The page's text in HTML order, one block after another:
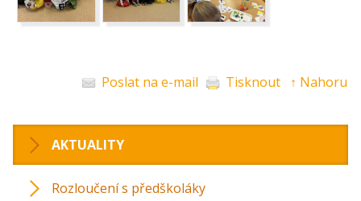
Poslat na e-mail Tisknout ↑ Nahoru
AKTUALITY
Rozloučení s předškoláky